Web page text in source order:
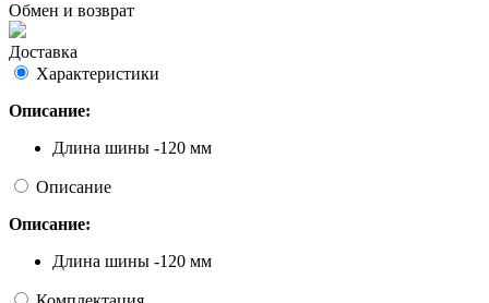
Обмен и возврат
Доставка
Характеристики
Описание:
Длина шины -120 мм
Описание
Описание:
Длина шины -120 мм